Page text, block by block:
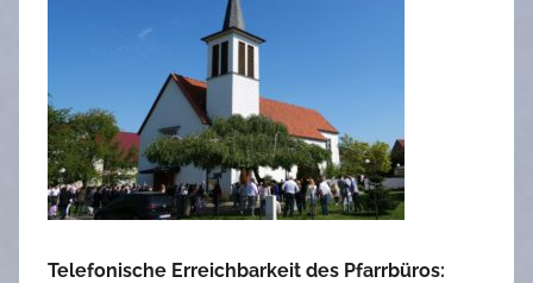
Telefonische Erreichbarkeit des Pfarrbüros: